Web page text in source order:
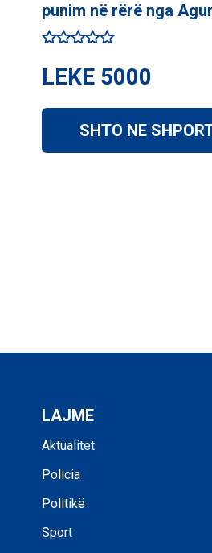
punim në rërë nga
me
5.00
LEKE 5000
SHTO NE
LAJME
Aktualitet
Policia
Politikë
Sport